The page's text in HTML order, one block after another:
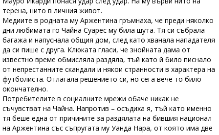
терена, нито в личния живот.
Медиите в родната му Аржентина гръмнаха, че преди няколко
дни любимата го Чайна Суарес му била шута. Тя си събрала
багажа и напуснала общия дом, след като хванала нападателя
да си пише с друга. Клюката гласи, че знойната дама от
известно време обмисляла раздяла, тъй като й било писнало
от непрестанните скандали и някои странности в характера на
футболиста. Отлагала решението си, но сега вече то било
окончателно.
Потребителите в социалните мрежи обаче никак не
съчувстват на Чайна. Напротив – осъдиха я, тъй като именно
тя беше една от причините за раздялата на бившия национал
на Аржентина със съпругата му Уанда Нара, от която има две